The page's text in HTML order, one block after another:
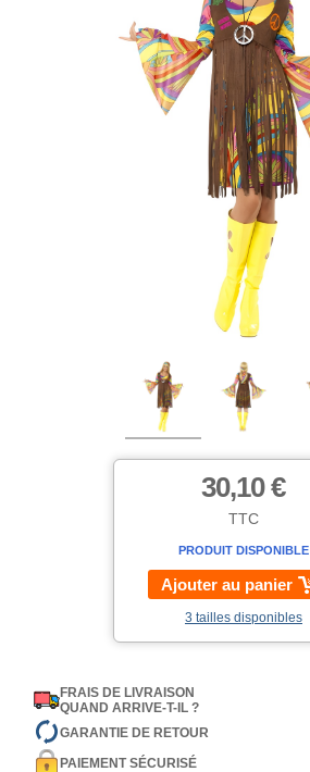
30,10 €
TTC
PRODUIT DISPONIBLE
Ajouter au panier
3 tailles disponibles
FRAIS DE LIVRAISON
QUAND ARRIVE-T-IL ?
GARANTIE DE RETOUR
PAIEMENT SÉCURISÉ